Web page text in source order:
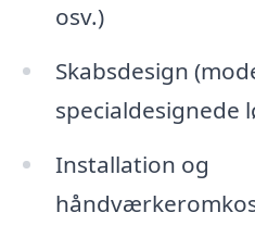
osv.)
Skabsdesign
specialdesignede
Installation og